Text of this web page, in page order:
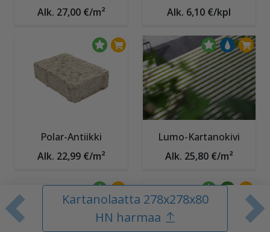
Edellinen tuote
Kartanolaatta 278x278x80
HN harmaa
Alk. 27,00 €/m²
Alk. 6,10 €/kpl
Polar-Antiikki
Alk. 22,99 €/m²
Lumo-Kartanokivi
Alk. 25,80 €/m²